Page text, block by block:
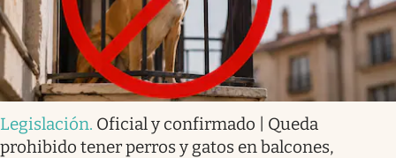
Legislación. Oficial y confirmado | Queda
prohibido tener perros y gatos en balcones,